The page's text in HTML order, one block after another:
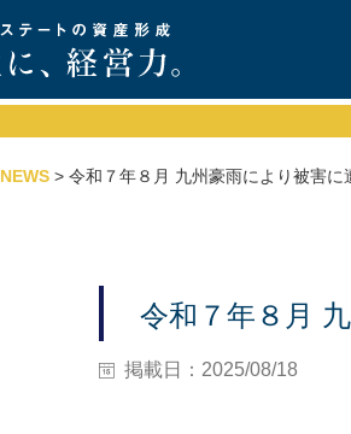
NEWS> 令和７年８月 九州豪雨により被害に
令和７年８月
掲載日：2025/08/18